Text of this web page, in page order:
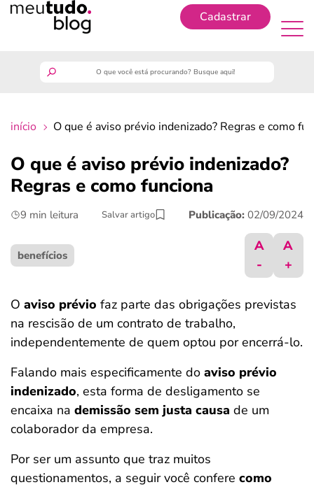
Cadastrar
finanças
benefícios
crédito fácil
ferramentas
início O que é aviso prévio indenizado? Regras e como
O que é aviso prévio indenizado?
Regras e como funciona
9 min leitura Salvar artigo Publicação: 02/09/2024
benefícios
A
-
A
+
O aviso prévio faz parte das obrigações previstas
na rescisão de um contrato de trabalho,
independentemente de quem optou por encerrá-lo.
Falando mais especificamente do aviso prévio
indenizado, esta forma de desligamento se
encaixa na demissão sem justa causa de um
colaborador da empresa.
Por ser um assunto que traz muitos
questionamentos, a seguir você confere como